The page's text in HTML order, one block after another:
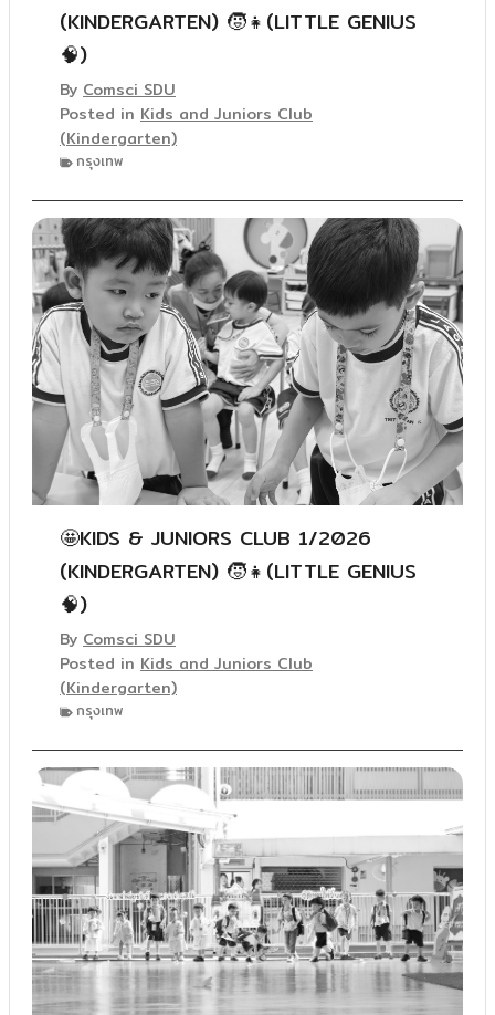
(KINDERGARTEN) 🧒👧(LITTLE GENIUS
🧠)
By Comsci SDU
Posted in Kids and Juniors Club
(Kindergarten)
กรุงเทพ
🤩KIDS & JUNIORS CLUB 1/2026
(KINDERGARTEN) 🧒👧(LITTLE GENIUS
🧠)
By Comsci SDU
Posted in Kids and Juniors Club
(Kindergarten)
กรุงเทพ